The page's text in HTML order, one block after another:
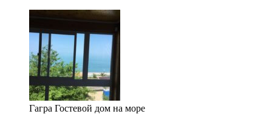
Гагра Гостевой дом на море